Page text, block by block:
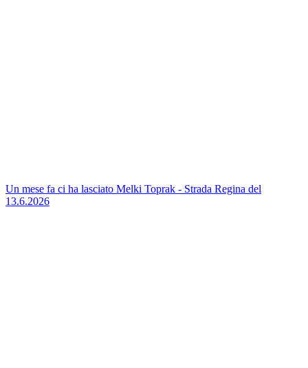
Un mese fa ci ha lasciato Melki Toprak - Strada Regina del
13.6.2026